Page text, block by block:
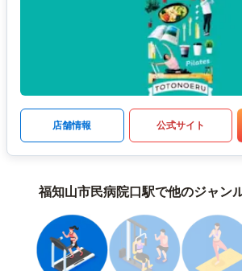
店舗情報 公式サイト
福知山市民病院口駅で他のジャン